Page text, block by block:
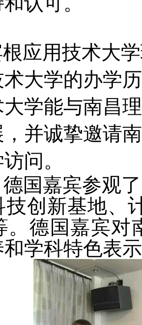
应用技术大
大学的办学
学能与南昌
并诚挚邀请
问。
德国嘉宾参观
技创新基地、
。德国嘉宾对
和学科特色表